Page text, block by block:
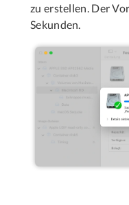
zu erstellen. Der
Sekunden.